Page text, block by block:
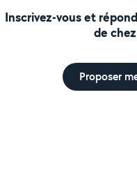
Inscrivez-vous et
de
Proposer